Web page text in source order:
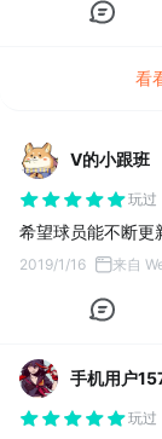
看
V的小跟班
玩过
希望球员能不断更
2019/1/16 来自
手机用户
玩过